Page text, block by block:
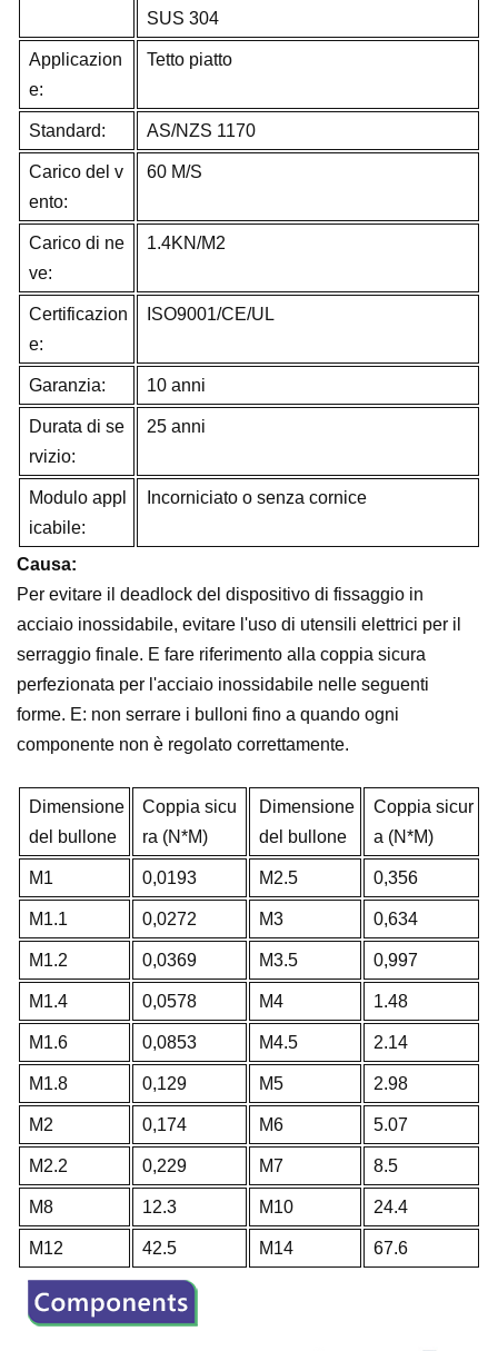
SUS 304
Applicazion
e:
Tetto piatto
Standard: AS/NZS 1170
Carico del v
ento:
60 M/S
Carico di ne
ve:
1.4KN/M2
Certificazion
e:
ISO9001/CE/UL
Garanzia: 10 anni
Durata di se
rvizio:
25 anni
Modulo appl
icabile:
Incorniciato o senza cornice
Causa:
Per evitare il deadlock del dispositivo di fissaggio in
acciaio inossidabile, evitare l'uso di utensili elettrici per il
serraggio finale. E fare riferimento alla coppia sicura
perfezionata per l'acciaio inossidabile nelle seguenti
forme. E: non serrare i bulloni fino a quando ogni
componente non è regolato correttamente.
Dimensione
del bullone
Coppia sicu
ra (N*M)
Dimensione
del bullone
Coppia sicur
a (N*M)
M1 0,0193 M2.5 0,356
M1.1 0,0272 M3 0,634
M1.2 0,0369 M3.5 0,997
M1.4 0,0578 M4 1.48
M1.6 0,0853 M4.5 2.14
M1.8 0,129 M5 2.98
M2 0,174 M6 5.07
M2.2 0,229 M7 8.5
M8 12.3 M10 24.4
M12 42.5 M14 67.6